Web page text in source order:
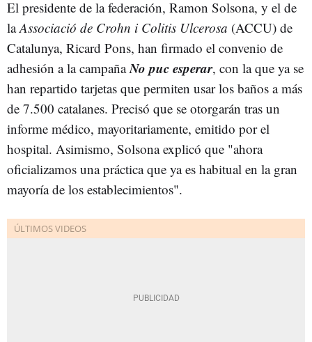
El presidente de la federación, Ramon Solsona, y el de
laAssociació de Crohn i Colitis Ulcerosa (ACCU) de
Catalunya, Ricard Pons, han firmado el convenio de
adhesión a la campañaNo puc esperar, con la que ya se
han repartido tarjetas que permiten usar los baños a más
de 7.500 catalanes. Precisó que se otorgarán tras un
informe médico, mayoritariamente, emitido por el
hospital. Asimismo, Solsona explicó que "ahora
oficializamos una práctica que ya es habitual en la gran
mayoría de los establecimientos".